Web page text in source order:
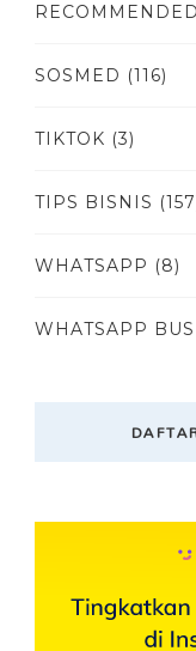
SOSMED (116)
TIKTOK (3)
TIPS BISNIS
WHATSAPP (8)
WHATSAPP